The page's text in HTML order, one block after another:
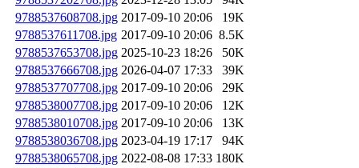
9788537608708.jpg 2017-09-10 20:06
19K
9788537611708.jpg 2017-09-10 20:06 8.5K
9788537653708.jpg 2025-10-23 18:26
50K
9788537666708.jpg 2026-04-07 17:33
39K
9788537707708.jpg 2017-09-10 20:06
29K
9788538007708.jpg 2017-09-10 20:06
12K
9788538010708.jpg 2017-09-10 20:06
13K
9788538036708.jpg 2023-04-19 17:17
94K
9788538065708.jpg 2022-08-08 17:33 180K